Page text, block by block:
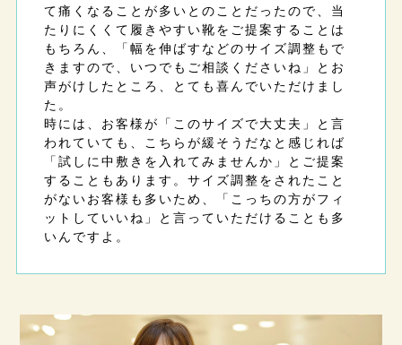
て痛くなることが多いとのことだったので、当
たりにくくて履きやすい靴をご提案することは
もちろん、「幅を伸ばすなどのサイズ調整もで
きますので、いつでもご相談くださいね」とお
声がけしたところ、とても喜んでいただけまし
た。
時には、お客様が「このサイズで大丈夫」と言
われていても、こちらが緩そうだなと感じれば
「試しに中敷きを入れてみませんか」とご提案
することもあります。サイズ調整をされたこと
がないお客様も多いため、「こっちの方がフィ
ットしていいね」と言っていただけることも多
いんですよ。